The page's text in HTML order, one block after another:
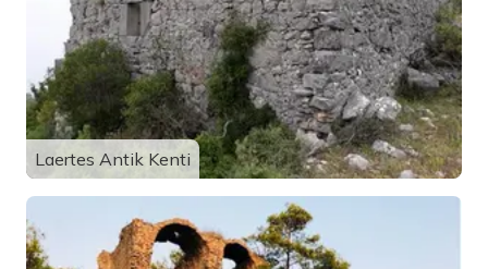
Laertes Antik Kenti